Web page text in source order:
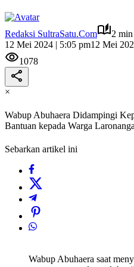
Redaksi SultraSatu.Com
2 min
12 Mei 2024 | 5:05 pm12 Mei
1078
×
Wabup Abuhaera Didampingi
Bantuan kepada Warga
Sebarkan artikel ini
Wabup Abuhaera saat